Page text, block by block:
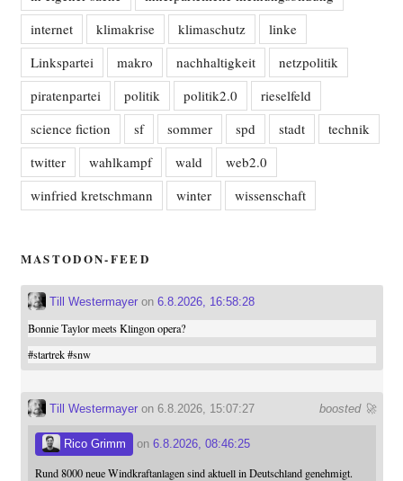
internet
klimakrise klimaschutz
linke
Linkspartei
makro nachhaltigkeit
netzpolitik
piratenpartei
politik politik2.0
rieselfeld
science fiction
sf sommer spd stadt
technik
twitter
wahlkampf wald
web2.0
winfried kretschmann
winter wissenschaft
MASTODON-FEED
Till Westermayeron 6.8.2026, 16:58:28
Bonnie Taylor meets Klingon opera?
#startrek #snw
boosted 🚀
Till Westermayeron 6.8.2026, 15:07:27
Rico Grimm on 6.8.2026, 08:46:25
Rund 8000 neue Windkraftanlagen sind aktuell in Deutschland genehmigt.